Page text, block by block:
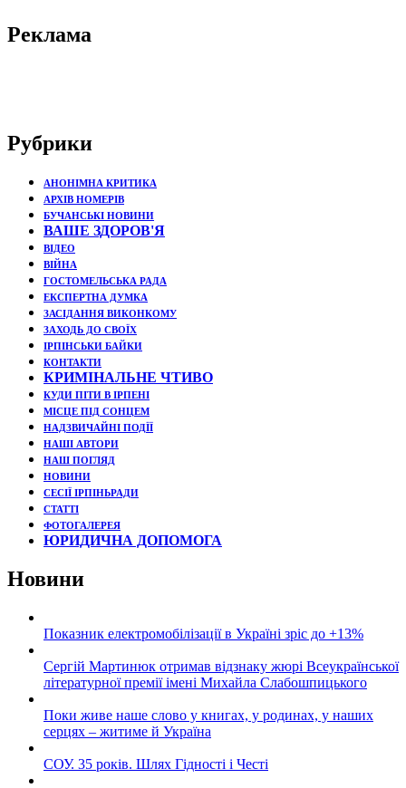
Реклама
Рубрики
АНОНІМНА КРИТИКА
АРХІВ НОМЕРІВ
БУЧАНСЬКІ НОВИНИ
ВАШЕ ЗДОРОВ'Я
ВІДЕО
ВІЙНА
ГОСТОМЕЛЬСЬКА РАДА
ЕКСПЕРТНА ДУМКА
ЗАСІДАННЯ ВИКОНКОМУ
ЗАХОДЬ ДО СВОЇХ
ІРПІНСЬКИ БАЙКИ
КОНТАКТИ
КРИМІНАЛЬНЕ ЧТИВО
КУДИ ПІТИ В ІРПЕНІ
МІСЦЕ ПІД СОНЦЕМ
НАДЗВИЧАЙНІ ПОДЇЇ
НАШІ АВТОРИ
НАШ ПОГЛЯД
НОВИНИ
СЕСІЇ ІРПІНЬРАДИ
СТАТТІ
ФОТОГАЛЕРЕЯ
ЮРИДИЧНА ДОПОМОГА
Новини
Показник електромобілізації в Україні зріс до +13%
Сергій Мартинюк отримав відзнаку жюрі Всеукраїнської
літературної премії імені Михайла Слабошпицького
Поки живе наше слово у книгах, у родинах, у наших
серцях – житиме й Україна
СОУ. 35 років. Шлях Гідності і Честі